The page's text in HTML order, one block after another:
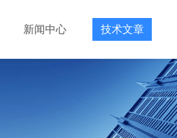
新闻中心 技术文章